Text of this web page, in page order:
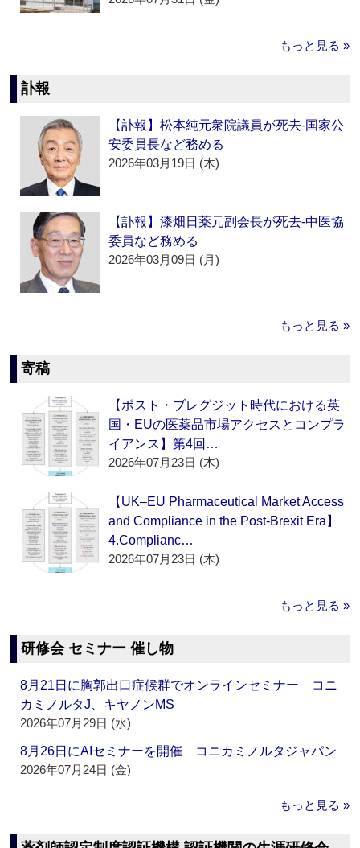
もっと見る »
訃報
【訃報】松本純元衆院議員が死去‐国家公
安委員長など務める
2026年03月19日 (木)
【訃報】漆畑日薬元副会長が死去‐中医協
委員など務める
2026年03月09日 (月)
もっと見る »
寄稿
【ポスト・ブレグジット時代における英
国・EUの医薬品市場アクセスとコンプラ
イアンス】第4回…
2026年07月23日 (木)
【UK–EU Pharmaceutical Market Access
and Compliance in the Post-Brexit Era】
4.Complianc…
2026年07月23日 (木)
もっと見る »
研修会 セミナー 催し物
8月21日に胸郭出口症候群でオンラインセミナー コニ
カミノルタJ、キヤノンMS
2026年07月29日 (水)
8月26日にAIセミナーを開催 コニカミノルタジャパン
2026年07月24日 (金)
もっと見る »